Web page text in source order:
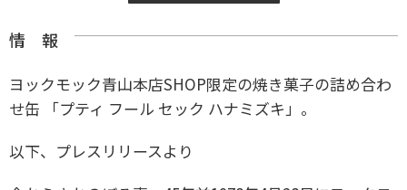
情 報
ヨックモック青山本店SHOP限定の焼き菓子の詰め合わ
せ缶 「プティ フール セック ハナミズキ」。
以下、プレスリリースより